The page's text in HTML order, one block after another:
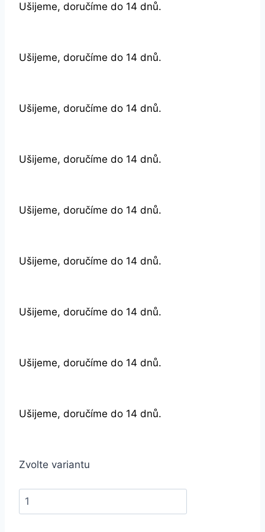
Ušijeme, doručíme do 14 dnů.
Ušijeme, doručíme do 14 dnů.
Ušijeme, doručíme do 14 dnů.
Ušijeme, doručíme do 14 dnů.
Ušijeme, doručíme do 14 dnů.
Ušijeme, doručíme do 14 dnů.
Ušijeme, doručíme do 14 dnů.
Ušijeme, doručíme do 14 dnů.
Ušijeme, doručíme do 14 dnů.
Zvolte variantu